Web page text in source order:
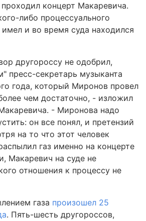
концерт Макаревича.
либо процессуального
имел и во время суда находился
другороссу не одобрил,
пресс-секретарь музыканта
года, который Миронов провел
чем достаточно, - изложил
- Миронова надо
он все понял, и претензий
на то что этот человек
газ именно на концерте
Макаревич на суде не
отношения к процессу не
газа произошел 25
. Пять-шесть другороссов,